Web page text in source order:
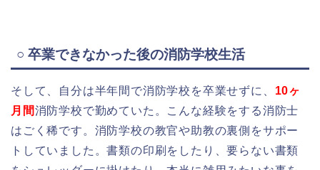
○ 卒業できなかった後の消防学校生活
そして、自分は半年間で消防学校を卒業せずに、 10ヶ
月間消防学校で勤めていた。こんな経験をする消防士
はごく稀です。消防学校の教官や助教の裏側をサポー
トしていました。書類の印刷をしたり、要らない書類